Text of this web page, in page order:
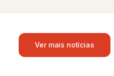
Ver mais notícias